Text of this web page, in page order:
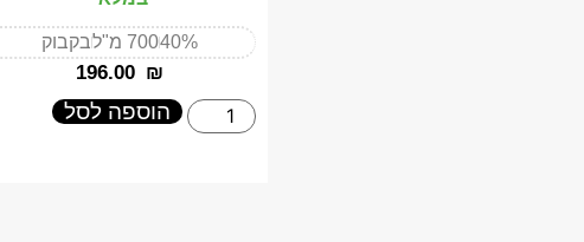
40%700 מ"ל בקבוק
‎196.00 ₪
הוספה לסל